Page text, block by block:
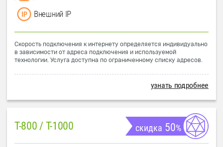
Внешний IP
Скорость подключения к интернету определяется индивидуально
в зависимости от адреса подключения и используемой
технологии. Услуга доступна по ограниченному списку адресов.
узнать подробнее
T-800 / T-1000 скидка 50%